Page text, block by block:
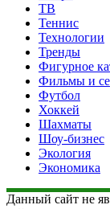
ТВ
Теннис
Технологии
Тренды
Фигурное
Фильмы и
Футбол
Хоккей
Шахматы
Шоу-бизнес
Экология
Экономика
Данный сайт не